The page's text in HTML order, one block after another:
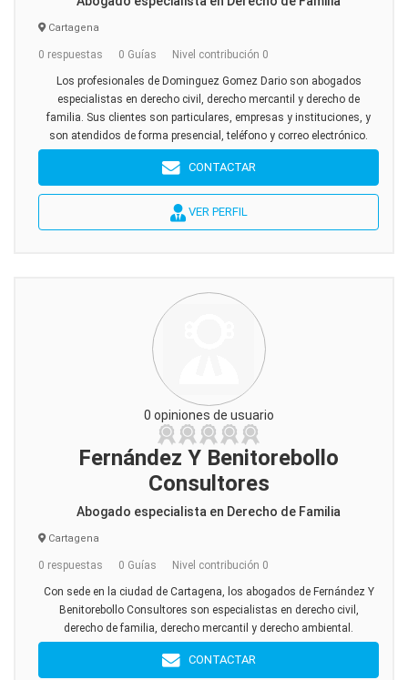
Cartagena
0 respuestas 0 Guías Nivel contribución 0
Los profesionales de Dominguez Gomez Dario son abogados
especialistas en derecho civil, derecho mercantil y derecho de
familia. Sus clientes son particulares, empresas y instituciones, y
son atendidos de forma presencial, teléfono y correo electrónico.
CONTACTAR
VER PERFIL
0 opiniones de usuario
Fernández Y Benitorebollo
Consultores
Abogado especialista en Derecho de Familia
Cartagena
0 respuestas 0 Guías Nivel contribución 0
Con sede en la ciudad de Cartagena, los abogados de Fernández Y
Benitorebollo Consultores son especialistas en derecho civil,
derecho de familia, derecho mercantil y derecho ambiental.
CONTACTAR